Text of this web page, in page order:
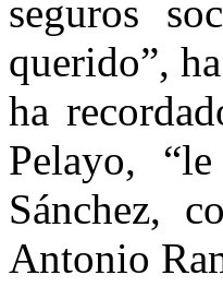
seguros
querido”,
ha
Pelayo,
Sánchez,
Antonio